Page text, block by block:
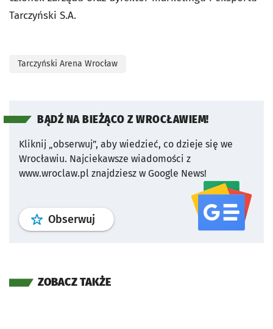
Tarczyński S.A.
Tarczyński Arena Wrocław
BĄDŹ NA BIEŻĄCO Z WROCŁAWIEM!
Kliknij „obserwuj”, aby wiedzieć, co dzieje się we
Wrocławiu. Najciekawsze wiadomości z
www.wroclaw.pl znajdziesz w Google News!
Obserwuj profil serwisu
ZOBACZ TAKŻE